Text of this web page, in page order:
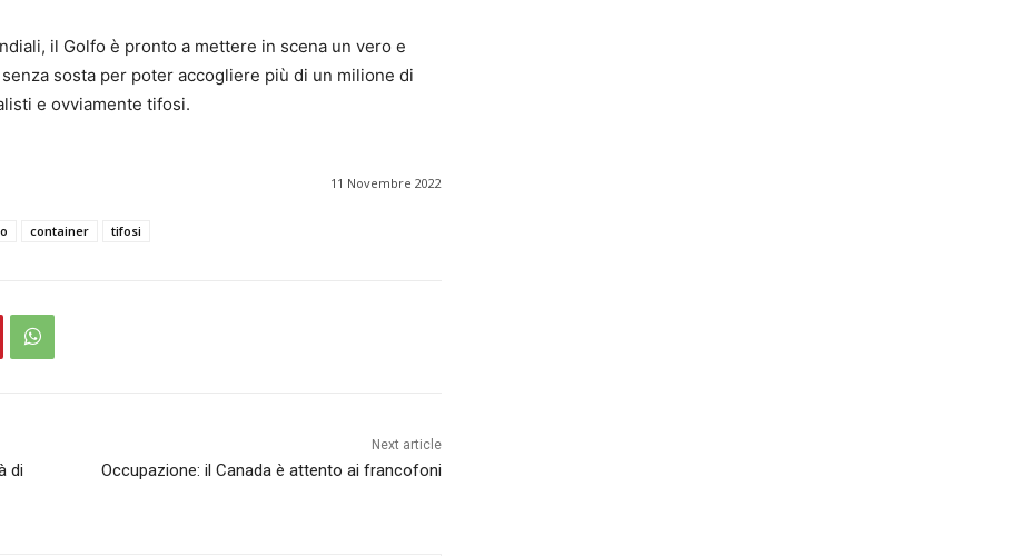
il Golfo è pronto a mettere in scena un vero e
sosta per poter accogliere più di un milione di
e ovviamente tifosi.
11 Novembre 2022
container tifosi
di
Next article
Occupazione: il Canada è attento ai francofoni